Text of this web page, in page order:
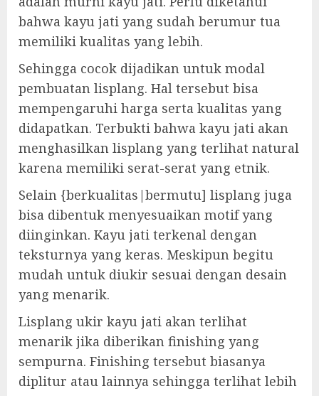
bahwa kayu jati yang sudah berumur tua
memiliki kualitas yang lebih.
Sehingga cocok dijadikan untuk modal
pembuatan lisplang. Hal tersebut bisa
mempengaruhi harga serta kualitas yang
didapatkan. Terbukti bahwa kayu jati akan
menghasilkan lisplang yang terlihat natural
karena memiliki serat-serat yang etnik.
Selain {berkualitas|bermutu] lisplang juga
bisa dibentuk menyesuaikan motif yang
diinginkan. Kayu jati terkenal dengan
teksturnya yang keras. Meskipun begitu
mudah untuk diukir sesuai dengan desain
yang menarik.
Lisplang ukir kayu jati akan terlihat
menarik jika diberikan finishing yang
sempurna. Finishing tersebut biasanya
diplitur atau lainnya sehingga terlihat lebih